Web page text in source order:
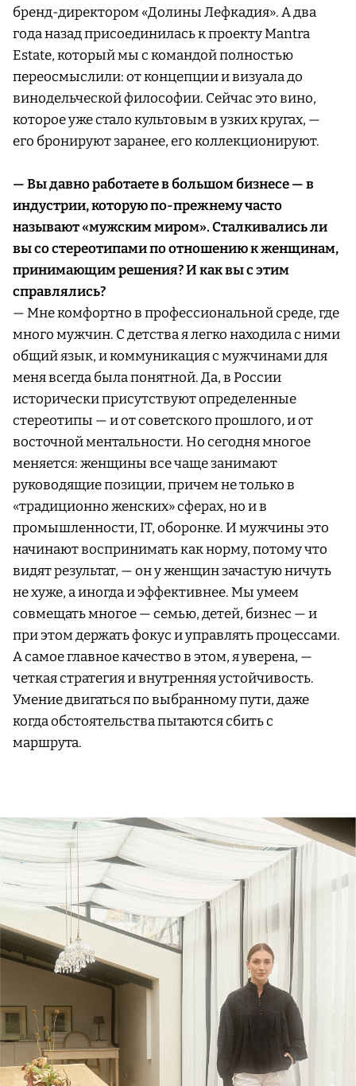
бренд-директором «Долины Лефкадия». А два
года назад присоединилась к проекту Mantra
Estate, который мы с командой полностью
переосмыслили: от концепции и визуала до
винодельческой философии. Сейчас это вино,
которое уже стало культовым в узких кругах, —
его бронируют заранее, его коллекционируют.
— Вы давно работаете в большом бизнесе — в
индустрии, которую по-прежнему часто
называют «мужским миром». Сталкивались ли
вы со стереотипами по отношению к женщинам,
принимающим решения? И как вы с этим
справлялись?
— Мне комфортно в профессиональной среде, где
много мужчин. С детства я легко находила с ними
общий язык, и коммуникация с мужчинами для
меня всегда была понятной. Да, в России
исторически присутствуют определенные
стереотипы — и от советского прошлого, и от
восточной ментальности. Но сегодня многое
меняется: женщины все чаще занимают
руководящие позиции, причем не только в
«традиционно женских» сферах, но и в
промышленности, IT, оборонке. И мужчины это
начинают воспринимать как норму, потому что
видят результат, — он у женщин зачастую ничуть
не хуже, а иногда и эффективнее. Мы умеем
совмещать многое — семью, детей, бизнес — и
при этом держать фокус и управлять процессами.
А самое главное качество в этом, я уверена, —
четкая стратегия и внутренняя устойчивость.
Умение двигаться по выбранному пути, даже
когда обстоятельства пытаются сбить с
маршрута.